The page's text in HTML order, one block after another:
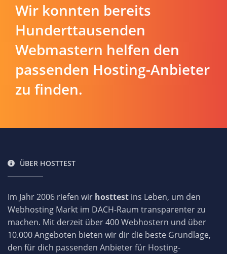
Wir konnten bereits
Hunderttausenden
Webmastern helfen den
passenden Hosting-Anbieter
zu finden.
ÜBER HOSTTEST
Im Jahr 2006 riefen wir hosttest ins Leben, um den
Webhosting Markt im DACH-Raum transparenter zu
machen. Mit derzeit über 400 Webhostern und über
10.000 Angeboten bieten wir dir die beste Grundlage,
den für dich passenden Anbieter für Hosting-